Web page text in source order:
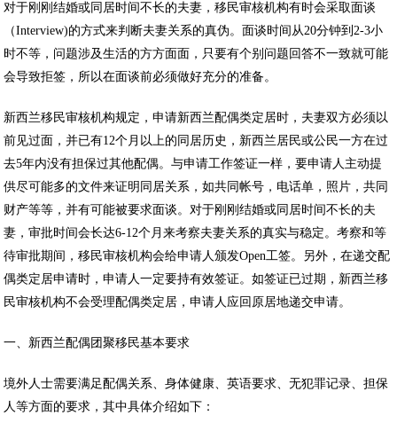
对于刚刚结婚或同居时间不长的夫妻，移民审核机构有时会采取面谈
（Interview)的方式来判断夫妻关系的真伪。面谈时间从20分钟到2-3小
时不等，问题涉及生活的方方面面，只要有个别问题回答不一致就可能
会导致拒签，所以在面谈前必须做好充分的准备。
新西兰移民审核机构规定，申请新西兰配偶类定居时，夫妻双方必须以
前见过面，并已有12个月以上的同居历史，新西兰居民或公民一方在过
去5年内没有担保过其他配偶。与申请工作签证一样，要申请人主动提
供尽可能多的文件来证明同居关系，如共同帐号，电话单，照片，共同
财产等等，并有可能被要求面谈。对于刚刚结婚或同居时间不长的夫
妻，审批时间会长达6-12个月来考察夫妻关系的真实与稳定。考察和等
待审批期间，移民审核机构会给申请人颁发Open工签。另外，在递交配
偶类定居申请时，申请人一定要持有效签证。如签证已过期，新西兰移
民审核机构不会受理配偶类定居，申请人应回原居地递交申请。
一、新西兰配偶团聚移民基本要求
境外人士需要满足配偶关系、身体健康、英语要求、无犯罪记录、担保
人等方面的要求，其中具体介绍如下：